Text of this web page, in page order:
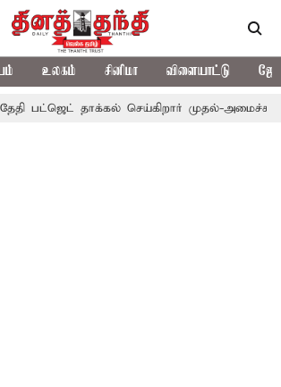
உலகம் சினிமா விளையாட்டு
தாக்கல் செய்கிறார் முதல்-அமைச்சர் ரங்கசாமி